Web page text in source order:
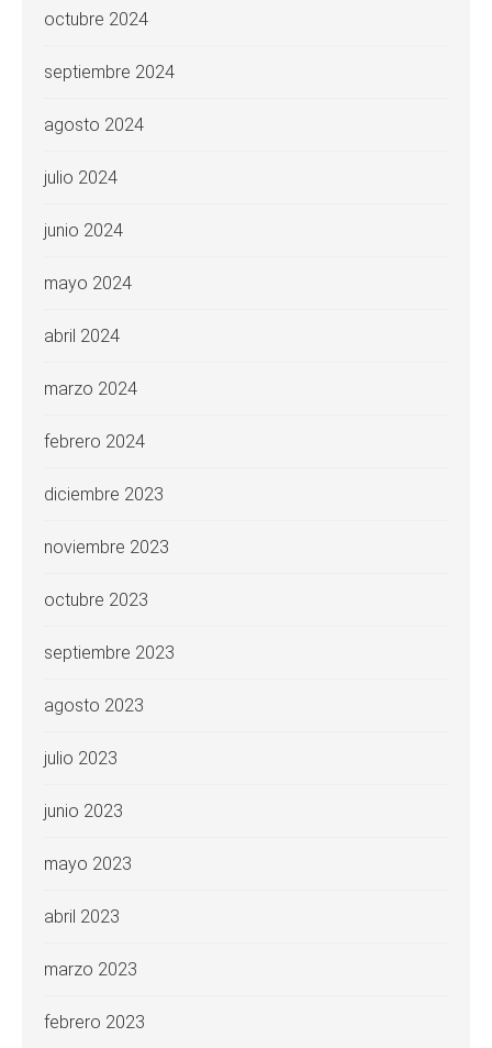
octubre 2024
septiembre 2024
agosto 2024
julio 2024
junio 2024
mayo 2024
abril 2024
marzo 2024
febrero 2024
diciembre 2023
noviembre 2023
octubre 2023
septiembre 2023
agosto 2023
julio 2023
junio 2023
mayo 2023
abril 2023
marzo 2023
febrero 2023